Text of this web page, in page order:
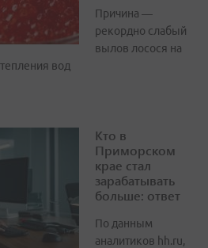
Причина —
рекордно слабый
вылов лосося на
вод
Кто в
Приморском
крае стал
зарабатывать
больше: ответ
По данным
аналитиков hh.ru,